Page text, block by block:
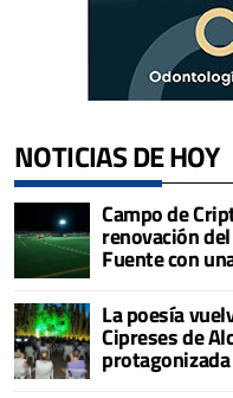
NOTICIAS DE HOY
Campo de
renovación
Fuente con
La poesía
Cipreses de